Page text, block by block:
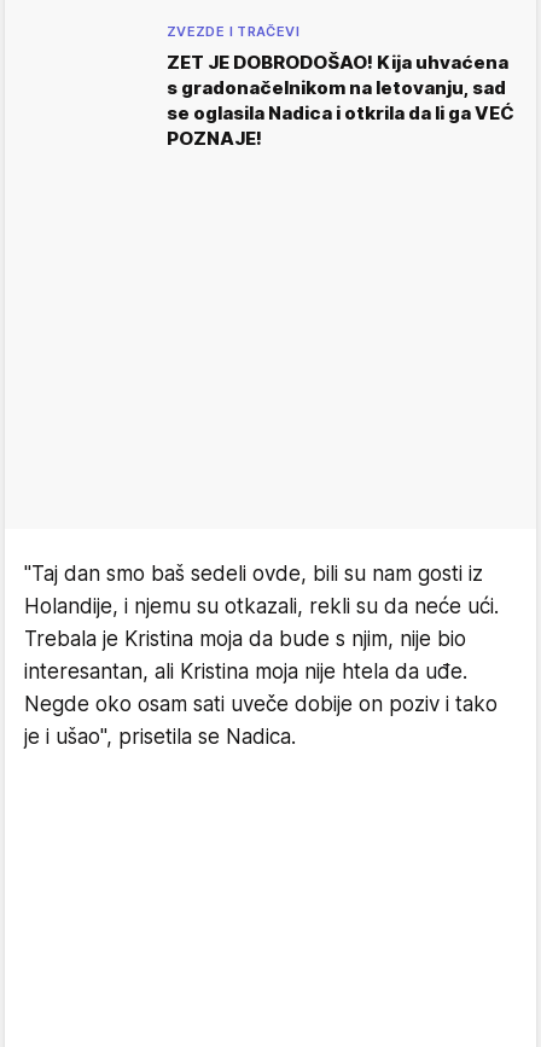
ZVEZDE I TRAČEVI
ZET JE DOBRODOŠAO! Kija uhvaćena
s gradonačelnikom na letovanju, sad
se oglasila Nadica i otkrila da li ga VEĆ
POZNAJE!
"Taj dan smo baš sedeli ovde, bili su nam gosti iz
Holandije, i njemu su otkazali, rekli su da neće ući.
Trebala je Kristina moja da bude s njim, nije bio
interesantan, ali Kristina moja nije htela da uđe.
Negde oko osam sati uveče dobije on poziv i tako
je i ušao", prisetila se Nadica.